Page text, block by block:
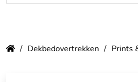
Dekbedovertrekken Prints